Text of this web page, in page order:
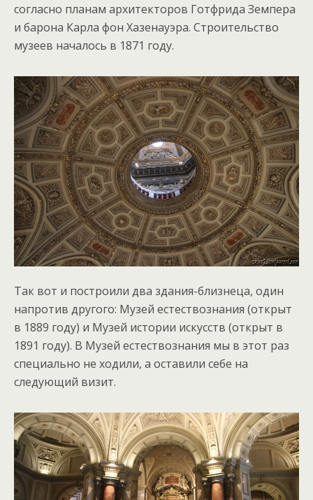
согласно планам архитекторов Готфрида Земпера
и барона Карла фон Хазенауэра. Строительство
музеев началось в 1871 году.
Так вот и построили два здания-близнеца, один
напротив другого: Музей естествознания (открыт
в 1889 году) и Музей истории искусств (открыт в
1891 году). В Музей естествознания мы в этот раз
специально не ходили, а оставили себе на
следующий визит.